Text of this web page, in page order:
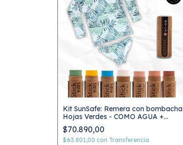
Kit SunSafe: Remera con bombacha
Hojas Verdes - COMO AGUA +
SunStick
$70.890,00
$63.801,00 con Transferencia